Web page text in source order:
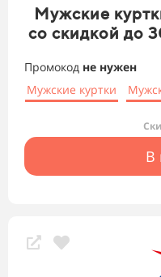
Мужские
со скидкой до
Промокод не нужен
Мужские куртки
В